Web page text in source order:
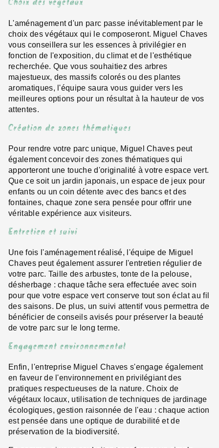
Choix des végétaux
L'aménagement d'un parc passe inévitablement par le
choix des végétaux qui le composeront. Miguel Chaves
vous conseillera sur les essences à privilégier en
fonction de l'exposition, du climat et de l'esthétique
recherchée. Que vous souhaitiez des arbres
majestueux, des massifs colorés ou des plantes
aromatiques, l'équipe saura vous guider vers les
meilleures options pour un résultat à la hauteur de vos
attentes.
Création de zones thématiques
Pour rendre votre parc unique, Miguel Chaves peut
également concevoir des zones thématiques qui
apporteront une touche d'originalité à votre espace vert.
Que ce soit un jardin japonais, un espace de jeux pour
enfants ou un coin détente avec des bancs et des
fontaines, chaque zone sera pensée pour offrir une
véritable expérience aux visiteurs.
Entretien et suivi
Une fois l'aménagement réalisé, l'équipe de Miguel
Chaves peut également assurer l'entretien régulier de
votre parc. Taille des arbustes, tonte de la pelouse,
désherbage : chaque tâche sera effectuée avec soin
pour que votre espace vert conserve tout son éclat au fil
des saisons. De plus, un suivi attentif vous permettra de
bénéficier de conseils avisés pour préserver la beauté
de votre parc sur le long terme.
Engagement environnemental
Enfin, l'entreprise Miguel Chaves s'engage également
en faveur de l'environnement en privilégiant des
pratiques respectueuses de la nature. Choix de
végétaux locaux, utilisation de techniques de jardinage
écologiques, gestion raisonnée de l'eau : chaque action
est pensée dans une optique de durabilité et de
préservation de la biodiversité.